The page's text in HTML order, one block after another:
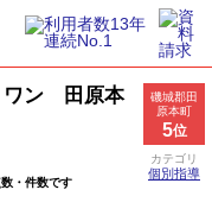
ワン 田原本
・件数です
磯城郡田
原本町
5位
カテゴリ
個別指導